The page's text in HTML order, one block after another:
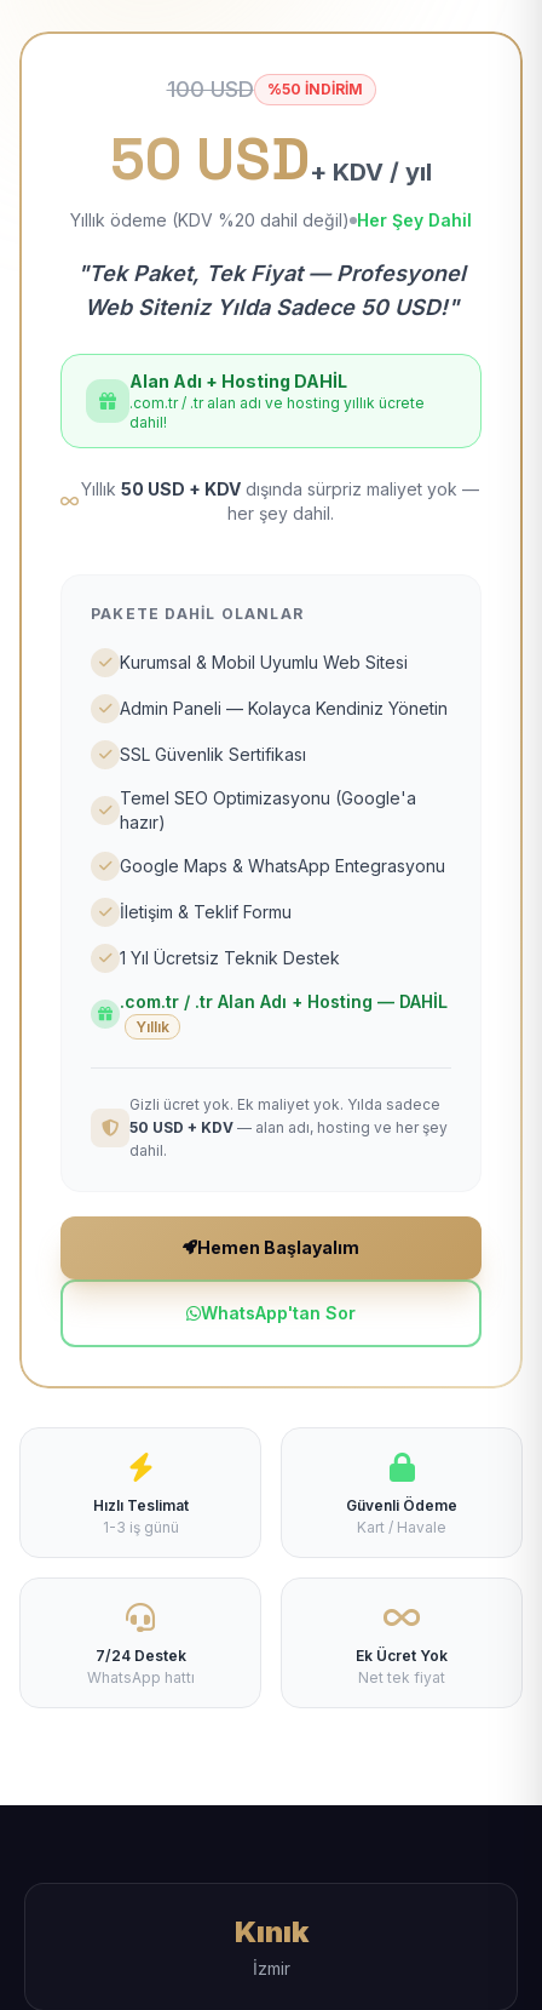
100 USD %50 İNDİRİM
50 USD+ KDV / yıl
Yıllık ödeme (KDV %20 dahil değil) Her Şey Dahil
"Tek Paket, Tek Fiyat — Profesyonel
Web Siteniz Yılda Sadece 50 USD!"
Alan Adı + Hosting DAHİL
.com.tr / .tr alan adı ve hosting yıllık ücrete
dahil!
Yıllık 50 USD + KDV dışında sürpriz maliyet yok —
her şey dahil.
PAKETE DAHIL OLANLAR
Kurumsal & Mobil Uyumlu Web Sitesi
Admin Paneli — Kolayca Kendiniz Yönetin
SSL Güvenlik Sertifikası
Temel SEO Optimizasyonu (Google'a
hazır)
Google Maps & WhatsApp Entegrasyonu
İletişim & Teklif Formu
1 Yıl Ücretsiz Teknik Destek
.com.tr / .tr Alan Adı + Hosting — DAHİL
Yıllık
Gizli ücret yok. Ek maliyet yok. Yılda sadece
50 USD + KDV — alan adı, hosting ve her şey
dahil.
Hemen Başlayalım
WhatsApp'tan Sor
Hızlı Teslimat
1-3 iş günü
Güvenli Ödeme
Kart / Havale
7/24 Destek
WhatsApp hattı
Ek Ücret Yok
Net tek fiyat
Kınık
İzmir